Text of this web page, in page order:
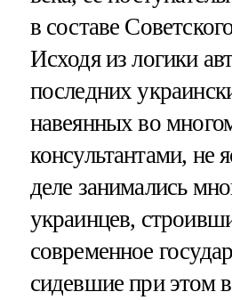
в составе
Исходя из логики
последних
навеянных во
консультантами, не
деле занимались
украинцев,
современное
сидевшие при этом